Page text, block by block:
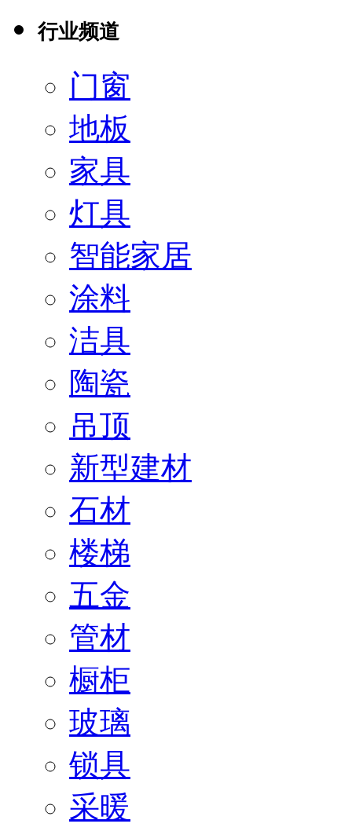
行业频道
门窗
地板
家具
灯具
智能家居
涂料
洁具
陶瓷
吊顶
新型建材
石材
楼梯
五金
管材
橱柜
玻璃
锁具
采暖